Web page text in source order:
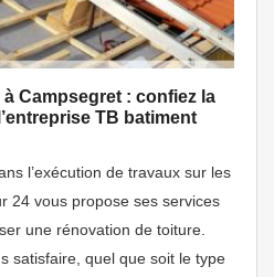
Campsegret : confiez la
TB batiment
l’exécution de travaux sur les
24 vous propose ses services
une rénovation de toiture.
satisfaire, quel que soit le type